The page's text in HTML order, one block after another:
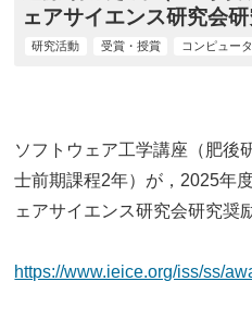
ェアサイエンス研究会
研究活動 受賞・授賞 コンピュー
ソフトウェア工学講座（肥後
士前期課程2年）が，2025年
ェアサイエンス研究会研究奨
https://www.ieice.org/iss/ss/